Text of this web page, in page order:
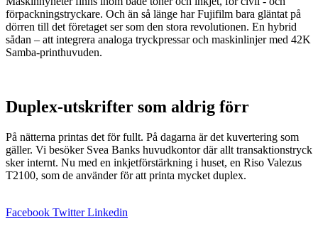
förpackningstryckare. Och än så länge har Fujifilm bara gläntat på
dörren till det företaget ser som den stora revolutionen. En hybrid
sådan – att integrera analoga tryckpressar och maskinlinjer med 42K
Samba-printhuvuden.
Duplex-utskrifter som aldrig förr
På nätterna printas det för fullt. På dagarna är det kuvertering som
gäller. Vi besöker Svea Banks huvudkontor där allt transaktionstryck
sker internt. Nu med en inkjetförstärkning i huset, en Riso Valezus
T2100, som de använder för att printa mycket duplex.
Facebook Twitter Linkedin